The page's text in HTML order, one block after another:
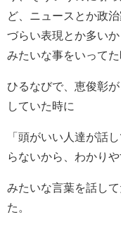
ど、ニュースとか政
づらい表現とか多い
みたいな事をいって
ひるなびで、恵俊彰
していた時に
「頭がいい人達が話
らないから、わかり
みたいな言葉を話し
た。